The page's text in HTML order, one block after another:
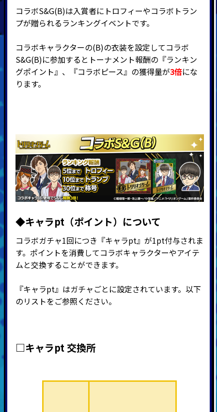
コラボS&G(B)は入賞者にトロフィーやコラボトラン
プが贈られるランキングイベントです。
コラボキャラクターの(B)の衣装を設定してコラボ
S&G(B)に参加するとトーナメント報酬の『ランキン
グポイント』、『コラボピース』の獲得量が3倍にな
ります。
◆キャラpt（ポイント）について
コラボガチャ1回につき『キャラpt』が1pt付与されま
す。ポイントを消費してコラボキャラクターやアイテ
ムと交換することができます。
『キャラpt』はガチャごとに設定されています。以下
のリストをご参照ください。
□キャラpt 交換所